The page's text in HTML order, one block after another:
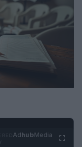
AdhubMedia